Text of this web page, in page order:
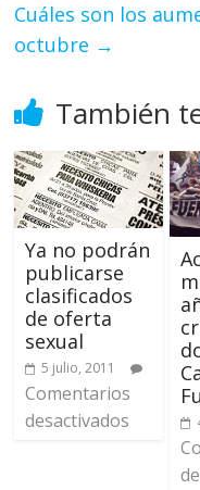
Cuáles son los
octubre →
También
Ya no podrán
publicarse
clasificados
de oferta
sexual
5 julio, 2011
Comentarios
desactivados